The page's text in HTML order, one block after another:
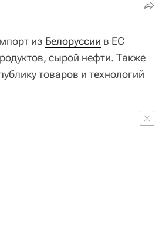
из Белоруссии в ЕС
сырой нефти. Также
товаров и технологий